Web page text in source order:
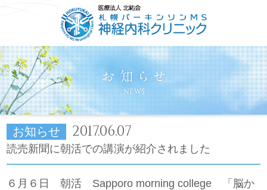
ごあいさつ コンセプト
お知らせ 2017.06.07
読売新聞に朝活での講演が紹介されました
６月６日 朝活 Sapporo morning college 「脳か